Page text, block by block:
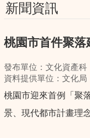
新聞資訊
桃園市首件聚
發布單位：文化資產科
資料提供單位：文化局
桃園市迎來首例「聚
景、現代都市計畫理